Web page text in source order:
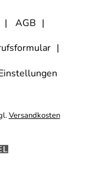
widerrufen, indem ich
anklicke. Die
AGB
Versandkosten